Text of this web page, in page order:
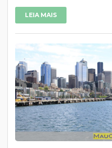
LEIA MAIS